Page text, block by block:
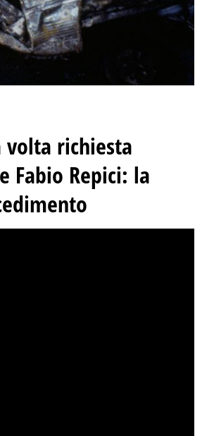
volta richiesta
Fabio Repici: la